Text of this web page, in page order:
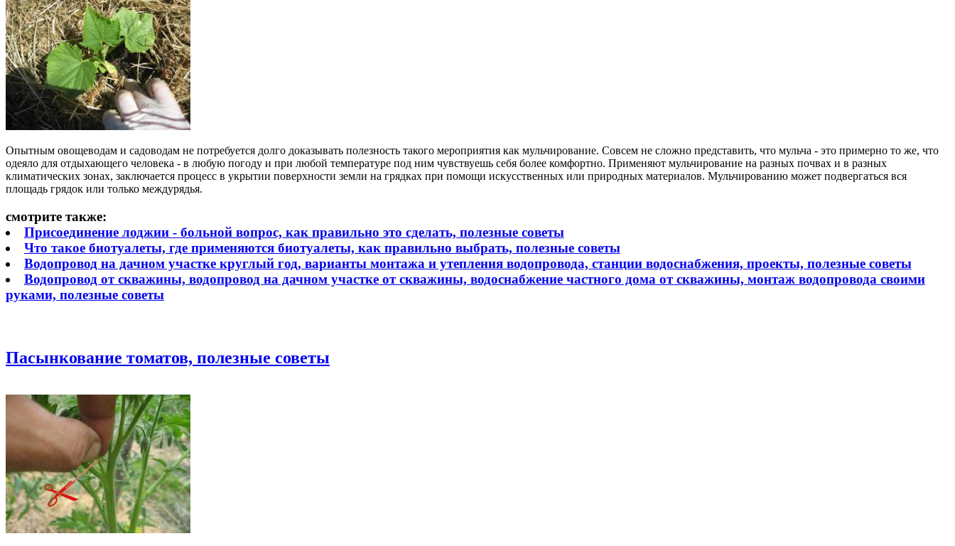
Опытным овощеводам и садоводам не потребуется долго доказывать полезность такого мероприятия как мульчирование. Совсем не сложно представить, что мульча - это примерно то же, что
одеяло для отдыхающего человека - в любую погоду и при любой температуре под ним чувствуешь себя более комфортно. Применяют мульчирование на разных почвах и в разных
климатических зонах, заключается процесс в укрытии поверхности земли на грядках при помощи искусственных или природных материалов. Мульчированию может подвергаться вся
площадь грядок или только междурядья.
смотрите также:
Присоединение лоджии - больной вопрос, как правильно это сделать, полезные советы
Что такое биотуалеты, где применяются биотуалеты, как правильно выбрать, полезные советы
Водопровод на дачном участке круглый год, варианты монтажа и утепления водопровода, станции водоснабжения, проекты, полезные советы
Водопровод от скважины, водопровод на дачном участке от скважины, водоснабжение частного дома от скважины, монтаж водопровода своими
руками, полезные советы
Пасынкование томатов, полезные советы